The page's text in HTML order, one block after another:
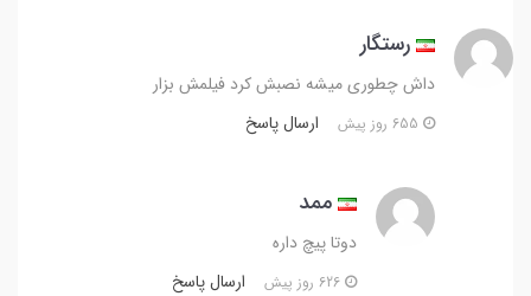
رستگار
داش چطوری میشه نصبش کرد فیلمش بزار
ارسال پاسخ
ممد
دوتا پیچ داره
ارسال پاسخ